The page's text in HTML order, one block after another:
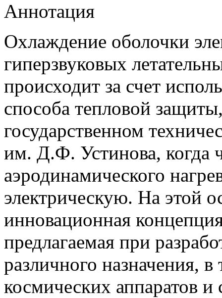
Аннотация
Охлаждение оболочки
гиперзвуковых
происходит за счет
способа тепловой
государственном
им. Д.Ф. Устинова, когда
аэродинамического
электрическую. На этой
инновационная
предлагаемая при
различного назначения,
космических аппаратов и